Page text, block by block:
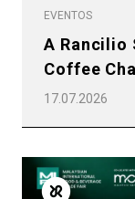
EVENTOS
A Rancilio
Coffee
17.07.2026